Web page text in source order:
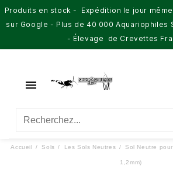
Produits en stock - Expédition le jour même
sur Google - Plus de 40 000 Aquariophiles
- Élevage de Crevettes

Accueil Sols Les Sols Neutres Sol Neutre
1,2mm)